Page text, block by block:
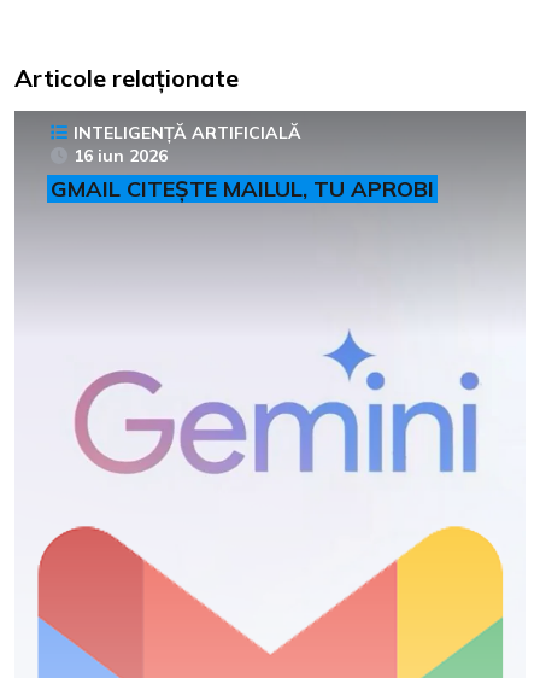
Articole relaționate
INTELIGENȚĂ ARTIFICIALĂ
16 iun 2026
GMAIL CITEȘTE MAILUL, TU APROBI